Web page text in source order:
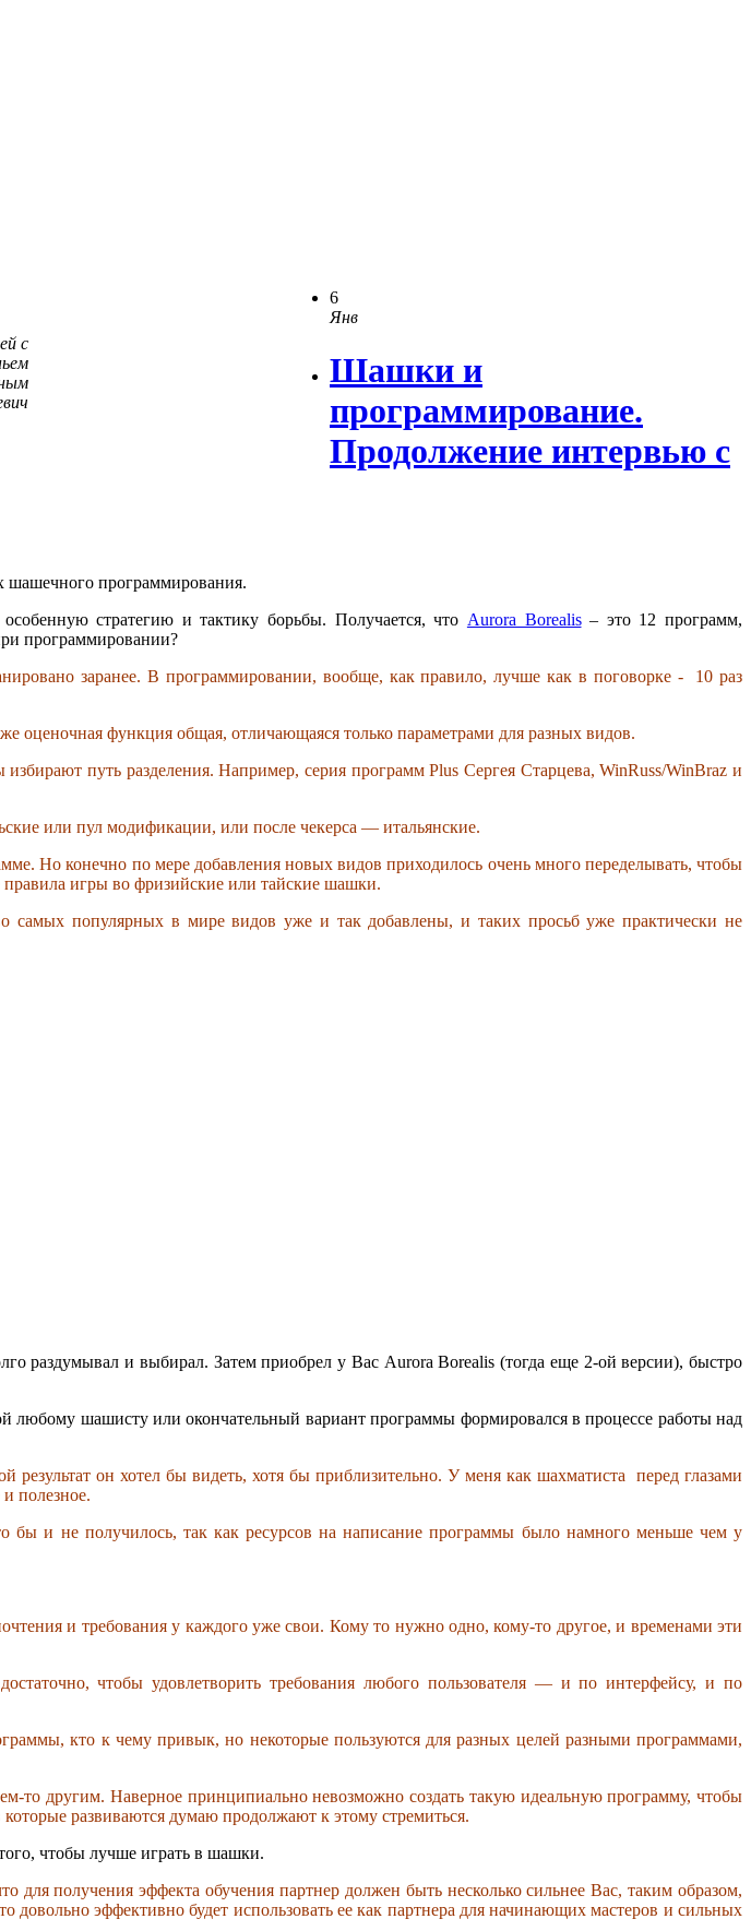
с
6
Янв
Шашки и
программирование.
Продолжение интервью с
шашечного программирования.
стратегию и тактику борьбы. Получается, что Aurora Borealis– это 12 программ,
программировании?
заранее. В программировании, вообще, как правило, лучше как в поговорке - 10 раз
оценочная функция общая, отличающаяся только параметрами для разных видов.
путь разделения. Например, серия программ Plus Сергея Старцева, WinRuss/WinBraz и
или пул модификации, или после чекерса — итальянские.
Но конечно по мере добавления новых видов приходилось очень много переделывать, чтобы
игры во фризийские или тайские шашки.
популярных в мире видов уже и так добавлены, и таких просьб уже практически не
раздумывал и выбирал. Затем приобрел у Вас Aurora Borealis (тогда еще 2-ой версии), быстро
шашисту или окончательный вариант программы формировался в процессе работы над
он хотел бы видеть, хотя бы приблизительно. У меня как шахматиста перед глазами
полезное.
и не получилось, так как ресурсов на написание программы было намного меньше чем у
и требования у каждого уже свои. Кому то нужно одно, кому-то другое, и временами эти
чтобы удовлетворить требования любого пользователя — и по интерфейсу, и по
кто к чему привык, но некоторые пользуются для разных целей разными программами,
то другим. Наверное принципиально невозможно создать такую идеальную программу, чтобы
развиваются думаю продолжают к этому стремиться.
чтобы лучше играть в шашки.
для получения эффекта обучения партнер должен быть несколько сильнее Вас, таким образом,
эффективно будет использовать ее как партнера для начинающих мастеров и сильных